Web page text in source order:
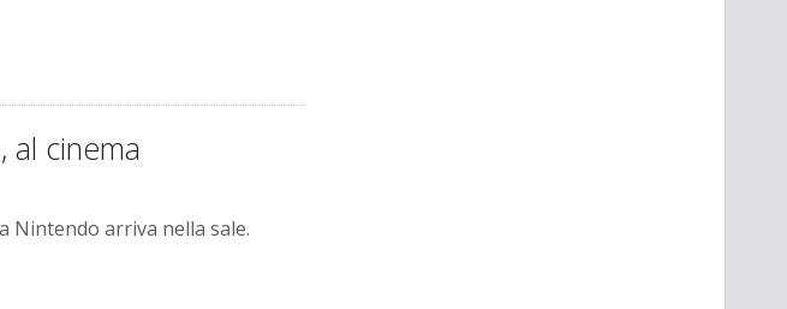
al cinema
Nintendo arriva nella sale.